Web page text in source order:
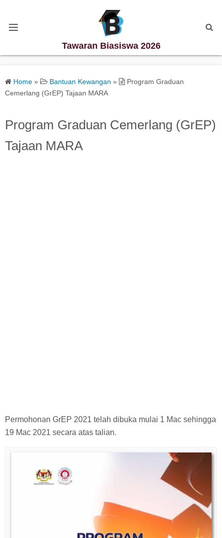
Tawaran Biasiswa 2026
Biasiswa Degree
Biasiswa Diploma
Biasiswa Master
Home » Bantuan Kewangan »
Program Graduan
Cemerlang (GrEP) Tajaan MARA
Program Graduan Cemerlang (GrEP)
Tajaan MARA
Permohonan GrEP 2021 telah dibuka mulai 1 Mac sehingga
19 Mac 2021 secara atas talian.